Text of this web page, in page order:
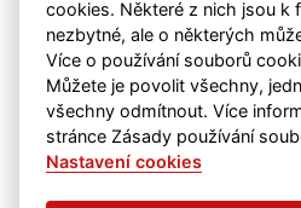
hcpolicka.com
hcsvetlans.cz
eSports.cz
klubweb.cz
onlajny.com
cookies. Některé z nich jsou k
nezbytné, ale o některých
Více o používání souborů
Můžete je povolit všechny,
všechny odmítnout. Více
stránce Zásady používání
Nastavení cookies